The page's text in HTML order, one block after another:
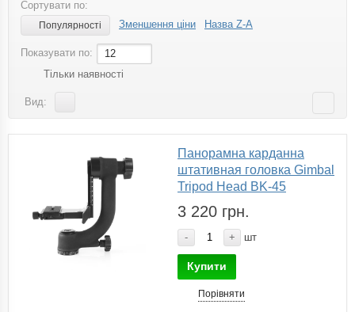
Сортувати по:
Популярності Зменшення ціни Назва Z-A
Показувати по:
12
Тільки наявності
Вид:
Панорамна карданна
штативная головка Gimbal
Tripod Head BK-45
3 220 грн.
- + шт
Купити
Порівняти